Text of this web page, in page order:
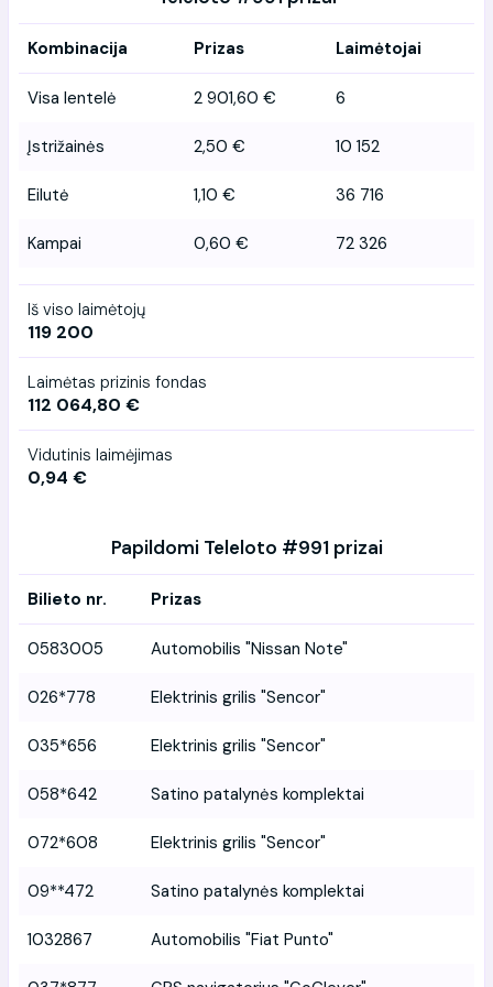
Kombinacija Prizas Laimėtojai
Visa lentelė 2 901,60 € 6
Įstrižainės 2,50 € 10 152
Eilutė 1,10 € 36 716
Kampai 0,60 € 72 326
Iš viso laimėtojų
119 200
Laimėtas prizinis fondas
112 064,80 €
Vidutinis laimėjimas
0,94 €
Papildomi Teleloto #991 prizai
Bilieto nr. Prizas
0583005 Automobilis "Nissan Note"
026*778 Elektrinis grilis "Sencor"
035*656 Elektrinis grilis "Sencor"
058*642 Satino patalynės komplektai
072*608 Elektrinis grilis "Sencor"
09**472 Satino patalynės komplektai
1032867 Automobilis "Fiat Punto"